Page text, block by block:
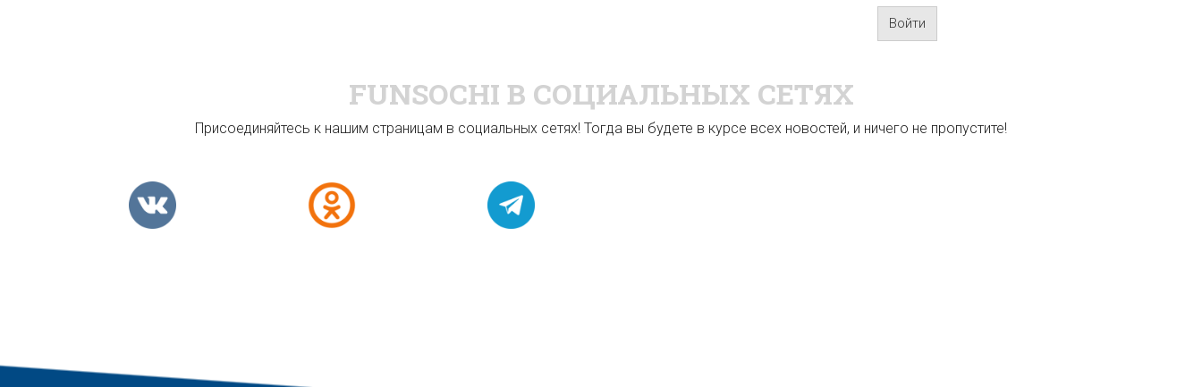
Войти
FUNSOCHI В СОЦИАЛЬНЫХ СЕТЯХ
Присоединяйтесь к нашим страницам в социальных сетях! Тогда вы будете в курсе всех новостей, и ничего не пропустите!